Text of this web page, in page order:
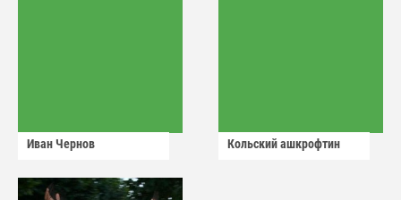
Иван Чернов Кольский ашкрофтин